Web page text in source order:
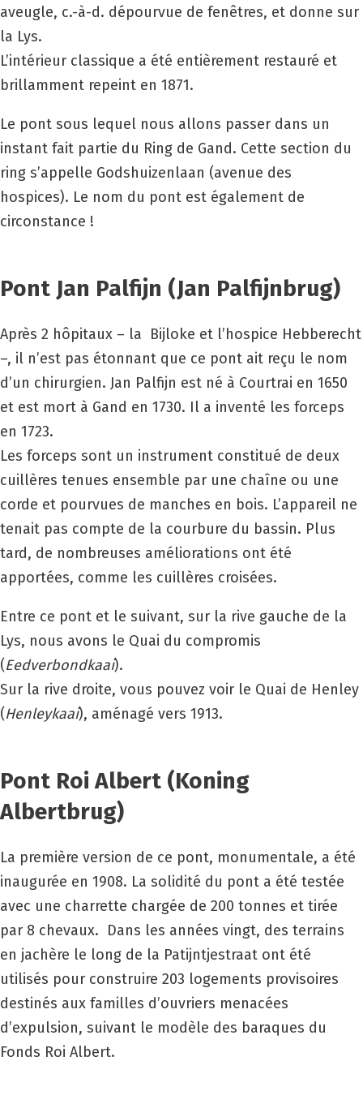
aveugle, c.-à-d. dépourvue de fenêtres, et donne sur
la Lys.
L’intérieur classique a été entièrement restauré et
brillamment repeint en 1871.
Le pont sous lequel nous allons passer dans un
instant fait partie du Ring de Gand. Cette section du
ring s’appelle Godshuizenlaan (avenue des
hospices). Le nom du pont est également de
circonstance !
Pont Jan Palfijn (Jan Palfijnbrug)
Après 2 hôpitaux – la Bijloke et l’hospice Hebberecht
–, il n’est pas étonnant que ce pont ait reçu le nom
d’un chirurgien. Jan Palfijn est né à Courtrai en 1650
et est mort à Gand en 1730. Il a inventé les forceps
en 1723.
Les forceps sont un instrument constitué de deux
cuillères tenues ensemble par une chaîne ou une
corde et pourvues de manches en bois. L’appareil ne
tenait pas compte de la courbure du bassin. Plus
tard, de nombreuses améliorations ont été
apportées, comme les cuillères croisées.
Entre ce pont et le suivant, sur la rive gauche de la
Lys, nous avons le Quai du compromis
(Eedverbondkaai).
Sur la rive droite, vous pouvez voir le Quai de Henley
(Henleykaai), aménagé vers 1913.
Pont Roi Albert (Koning
Albertbrug)
La première version de ce pont, monumentale, a été
inaugurée en 1908. La solidité du pont a été testée
avec une charrette chargée de 200 tonnes et tirée
par 8 chevaux. Dans les années vingt, des terrains
en jachère le long de la Patijntjestraat ont été
utilisés pour construire 203 logements provisoires
destinés aux familles d’ouvriers menacées
d’expulsion, suivant le modèle des baraques du
Fonds Roi Albert.